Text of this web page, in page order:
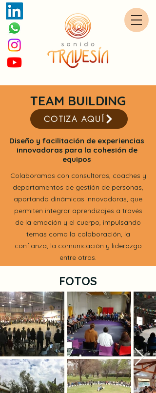
TEAM BUILDING
COTIZA AQUÍ
Diseño y facilitación de experiencias
innovadoras para la cohesión de
equipos
Colaboramos con consultoras, coaches y
departamentos de gestión de personas,
aportando dinámicas innovadoras, que
permiten integrar aprendizajes a través
de la emoción y el cuerpo, impulsando
temas como la colaboración, la
confianza, la comunicación y liderazgo
entre otros.
FOTOS